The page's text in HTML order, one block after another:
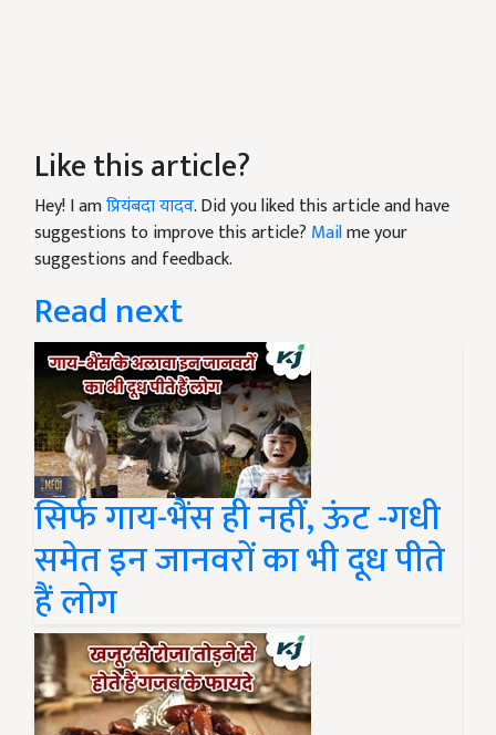
Like this article?
Hey! I amप्रियंबदा यादव. Did you liked this article and have
suggestions to improve this article? Mailme your
suggestions and feedback.
Read next
सिर्फ गाय-भैंस ही नहीं, ऊंट -गधी
समेत इन जानवरों का भी दूध पीते
हैं लोग